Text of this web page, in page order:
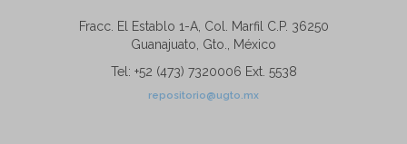
Fracc. El Establo 1-A, Col. Marfil C.P. 36250
Guanajuato, Gto., México
Tel: +52 (473) 7320006 Ext. 5538
repositorio@ugto.mx